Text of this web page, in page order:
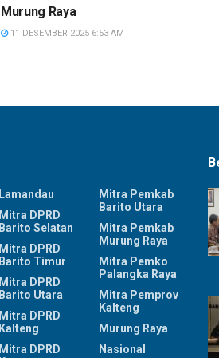
Murung Raya
11 DESEMBER 2025 6:53 AM
Lamandau
Mitra DPRD
Barito Selatan
Mitra DPRD
Barito Timur
Mitra DPRD
Barito Utara
Mitra DPRD
Kalteng
Mitra DPRD
Mitra Pemkab
Barito Utara
Mitra Pemkab
Murung Raya
Mitra Pemko
Palangka Raya
Mitra Pemprov
Kalteng
Murung Raya
Nasional